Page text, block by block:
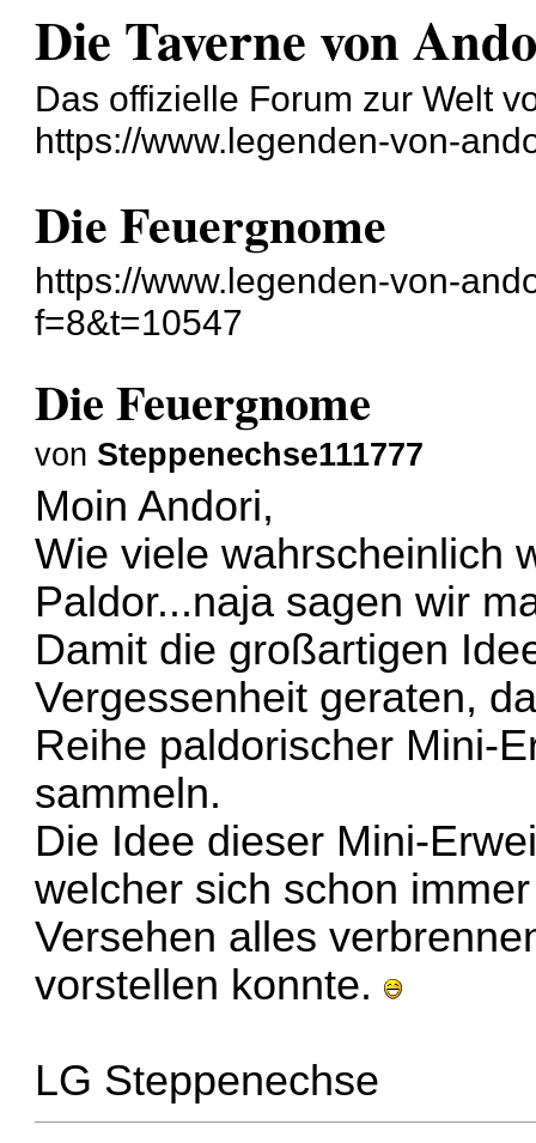
Die Taverne von
Das offizielle Forum zur Welt
https://www.legenden-von-
Die Feuergnome
https://www.legenden-von-
f=8&t=10547
Die Feuergnome
von Steppenechse111777
Moin Andori,
Wie viele wahrscheinlich
Paldor...naja sagen wir
Damit die großartigen
Vergessenheit geraten,
Reihe paldorischer Mini-
sammeln.
Die Idee dieser Mini-
welcher sich schon
Versehen alles
vorstellen konnte.
LG Steppenechse